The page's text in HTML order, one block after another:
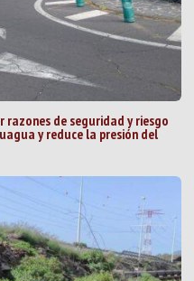
razones de seguridad y riesgo
y reduce la presión del